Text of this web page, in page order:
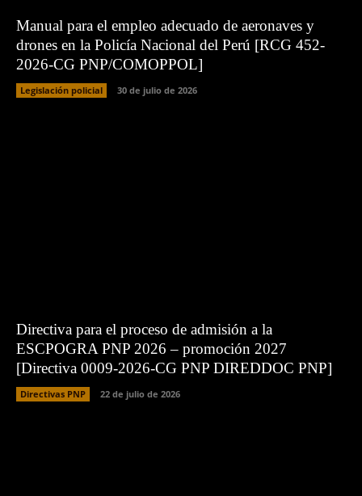
Manual para el empleo adecuado de aeronaves y
drones en la Policía Nacional del Perú [RCG 452-
2026-CG PNP/COMOPPOL]
Legislación policial 30 de julio de 2026
Directiva para el proceso de admisión a la
ESCPOGRA PNP 2026 – promoción 2027
[Directiva 0009-2026-CG PNP DIREDDOC PNP]
Directivas PNP 22 de julio de 2026